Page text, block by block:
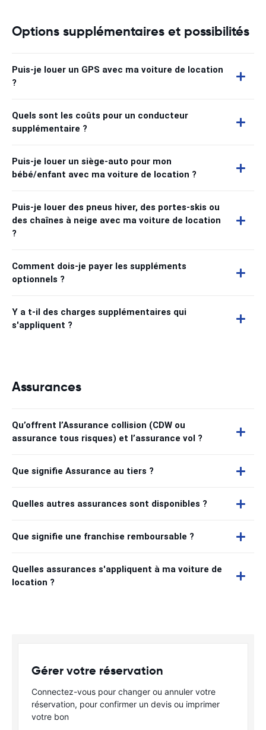
Options supplémentaires et possibilités
Puis-je louer un GPS avec ma voiture de location
?
Quels sont les coûts pour un conducteur
supplémentaire ?
Puis-je louer un siège-auto pour mon
bébé/enfant avec ma voiture de location ?
Puis-je louer des pneus hiver, des portes-skis ou
des chaînes à neige avec ma voiture de location
?
Comment dois-je payer les suppléments
optionnels ?
Y a t-il des charges supplémentaires qui
s'appliquent ?
Assurances
Qu’offrent l’Assurance collision (CDW ou
assurance tous risques) et l’assurance vol ?
Que signifie Assurance au tiers ?
Quelles autres assurances sont disponibles ?
Que signifie une franchise remboursable ?
Quelles assurances s'appliquent à ma voiture de
location ?
Gérer votre réservation
Connectez-vous pour changer ou annuler votre
réservation, pour confirmer un devis ou imprimer
votre bon